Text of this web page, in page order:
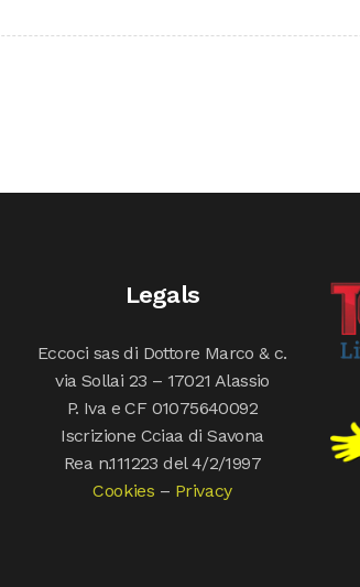
Legals
Eccoci sas di Dottore Marco & c.
via Sollai 23 – 17021 Alassio
P. Iva e CF 01075640092
Iscrizione Cciaa di Savona
Rea n.111223 del 4/2/1997
Cookies – Privacy